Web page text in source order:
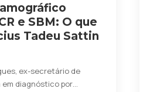
e SBM: O que
Tadeu Sattin
ex-secretário de
diagnóstico por…